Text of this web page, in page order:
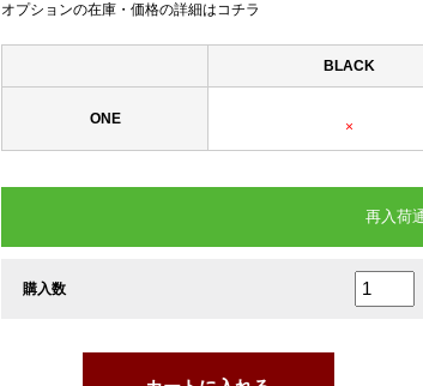
オプションの在庫・価格の詳細はコチラ
BLACK
ONE ×
再入荷
購入数